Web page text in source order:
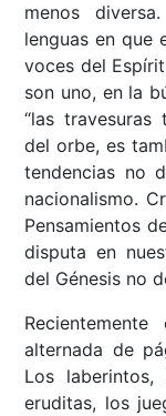
menos
lenguas en que
voces del
son uno, en la
“las travesuras
del orbe, es
tendencias no
nacionalismo.
Pensamientos
disputa en
del Génesis no
alternada de
Los
eruditas, los